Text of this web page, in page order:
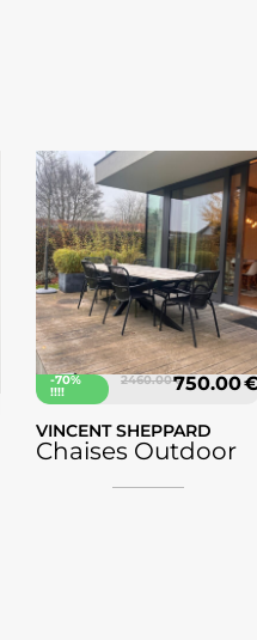
-70%
!!!!
2460.00 €750.00
VINCENT SHEPPARD
Chaises Outdoor